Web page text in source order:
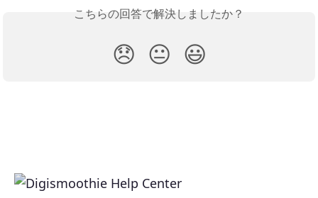
こちらの回答で解決しましたか？
😞 😐 😃